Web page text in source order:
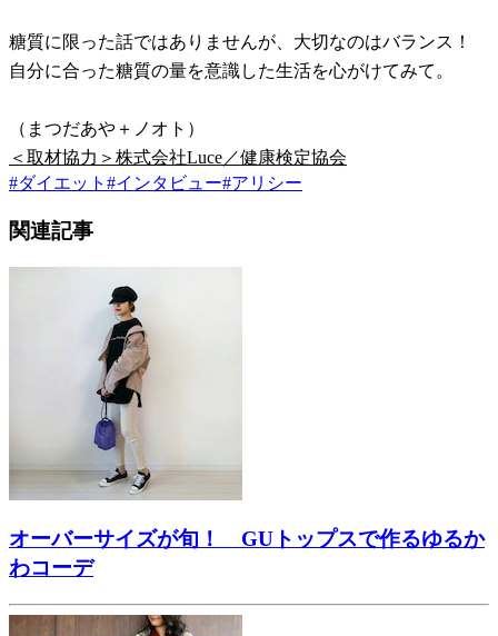
糖質に限った話ではありませんが、大切なのはバランス！
自分に合った糖質の量を意識した生活を心がけてみて。
（まつだあや＋ノオト）
＜取材協力＞株式会社Luce／健康検定協会
#ダイエット #インタビュー#アリシー
関連記事
オーバーサイズが旬！ GUトップスで作るゆるか
わコーデ